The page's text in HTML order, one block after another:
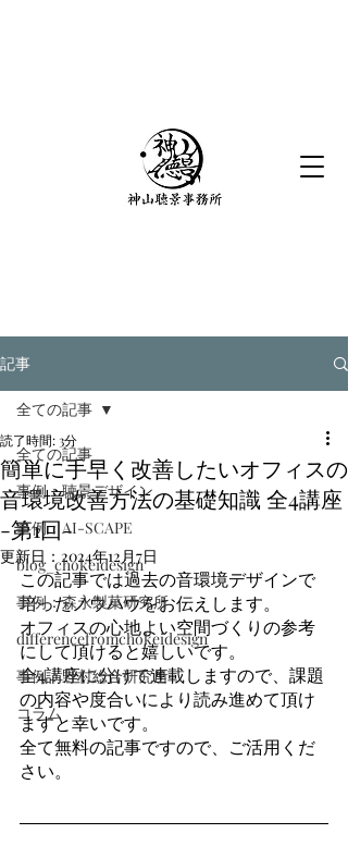
記事
全ての記事
事例：聴景デザイン
事例：AI-SCAPE
blog_chokeidesign
事例：森永製菓研究所
differencefromchokeidesign
事例：野村総合研究所
コラム
全ての記事
簡単に手早く改善したいオフィスの
音環境改善方法の基礎知識 全4講座
-第1回-
読了時間: 3分
更新日： 2024年12月7日
この記事では過去の音環境デザインで
培ったノウハウをお伝えします。
オフィスの心地よい空間づくりの参考
にして頂けると嬉しいです。
全4講座に分けて連載しますので、課題
の内容や度合いにより読み進めて頂け
ますと幸いです。
全て無料の記事ですので、ご活用くだ
さい。